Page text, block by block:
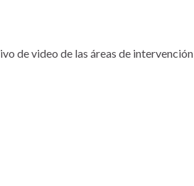
de video de las áreas de intervención